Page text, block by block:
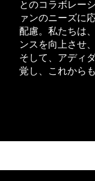
とのコラボレー
ァンのニーズに
配慮。私たちは
ンスを向上させ
そして、アディ
覚し、これからも